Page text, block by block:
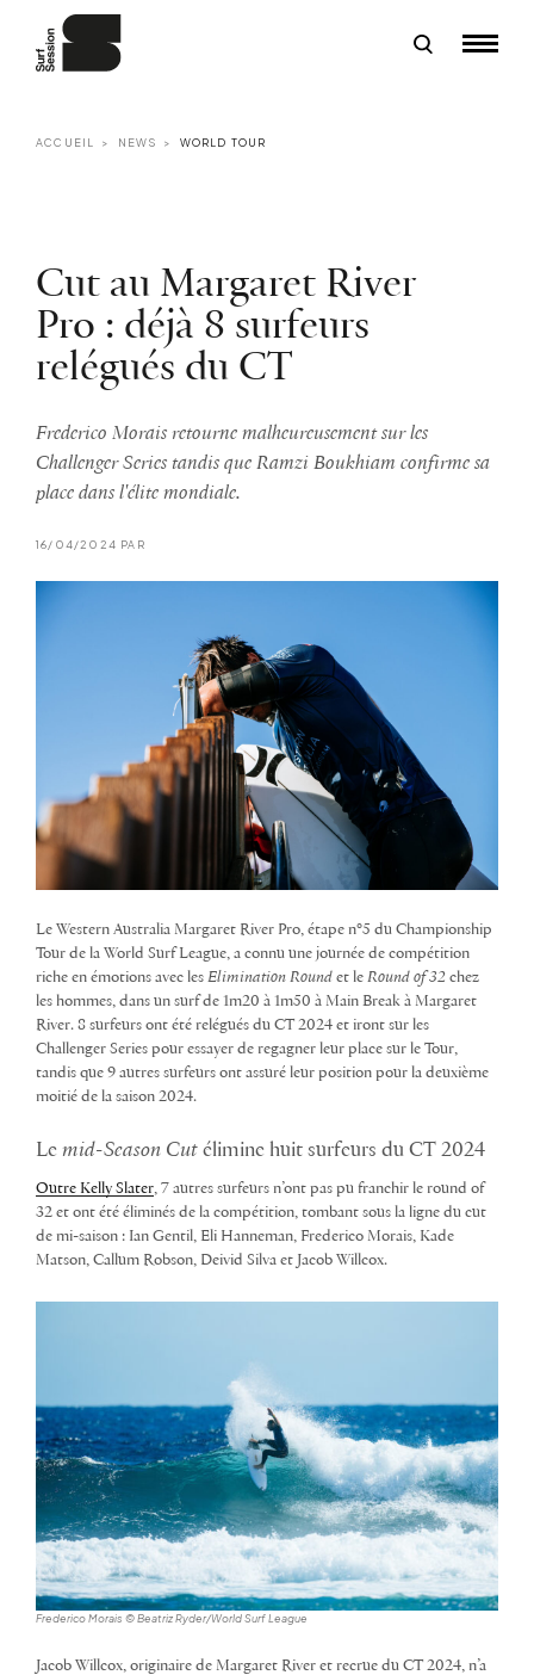
ACCUEIL NEWS WORLD TOUR
Cut au Margaret River
Pro : déjà 8 surfeurs
relégués du CT
Frederico Morais retourne malheureusement sur les
Challenger Series tandis que Ramzi Boukhiam confirme sa
place dans l'élite mondiale.
16/04/2024 PAR
Le Western Australia Margaret River Pro, étape n°5 du Championship
Tour de la World Surf League, a connu une journée de compétition
riche en émotions avec les Elimination Round et le Round of 32 chez
les hommes, dans un surf de 1m20 à 1m50 à Main Break à Margaret
River. 8 surfeurs ont été relégués du CT 2024 et iront sur les
Challenger Series pour essayer de regagner leur place sur le Tour,
tandis que 9 autres surfeurs ont assuré leur position pour la deuxième
moitié de la saison 2024.
Le mid-Season Cut élimine huit surfeurs du CT 2024
Outre Kelly Slater, 7 autres surfeurs n’ont pas pu franchir le round of
32 et ont été éliminés de la compétition, tombant sous la ligne du cut
de mi-saison : Ian Gentil, Eli Hanneman, Frederico Morais, Kade
Matson, Callum Robson, Deivid Silva et Jacob Willcox.
Frederico Morais © Beatriz Ryder/World Surf League
Jacob Willcox, originaire de Margaret River et recrue du CT 2024, n’a